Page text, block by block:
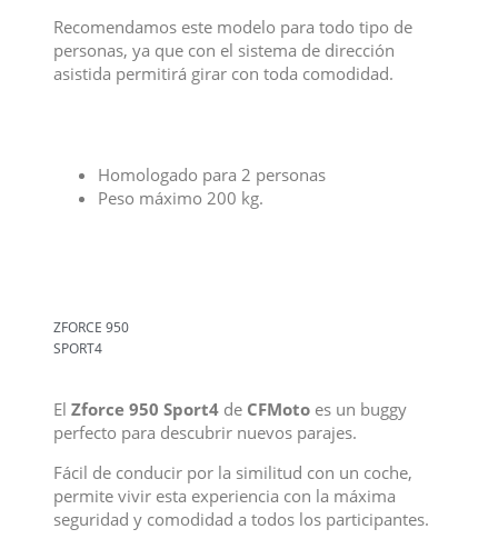
Recomendamos este modelo para todo tipo de
personas, ya que con el sistema de dirección
asistida permitirá girar con toda comodidad.
Homologado para 2 personas
Peso máximo 200 kg.
ZFORCE 950
SPORT4
El Zforce 950 Sport4 de CFMoto es un buggy
perfecto para descubrir nuevos parajes.
Fácil de conducir por la similitud con un coche,
permite vivir esta experiencia con la máxima
seguridad y comodidad a todos los participantes.